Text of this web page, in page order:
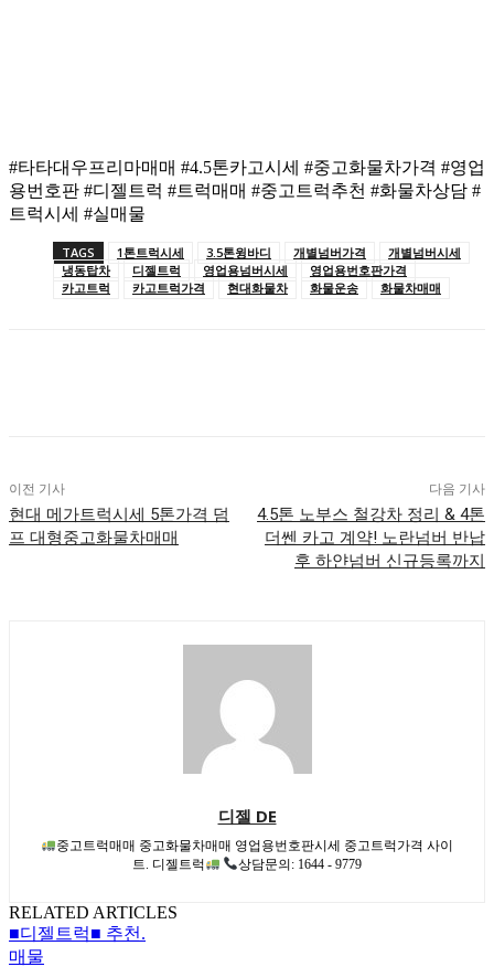
#타타대우프리마매매 #4.5톤카고시세 #중고화물차가격 #영업
용번호판 #디젤트럭 #트럭매매 #중고트럭추천 #화물차상담 #
트럭시세 #실매물
TAGS 1톤트럭시세 3.5톤윙바디 개별넘버가격
개별넘버시세
냉동탑차
디젤트럭 영업용넘버시세
영업용번호판가격
카고트럭
카고트럭가격 현대화물차 화물운송 화물차매매
이전 기사
현대 메가트럭시세 5톤가격 덤
프 대형중고화물차매매
다음 기사
4.5톤 노부스 철강차 정리 & 4톤
더쎈 카고 계약! 노란넘버 반납
후 하얀넘버 신규등록까지
디젤 DE
중고트럭매매 중고화물차매매 영업용번호판시세 중고트럭가격 사이
트. 디젤트럭
상담문의: 1644 - 9779
RELATED ARTICLES
■디젤트럭■ 추천.
매물